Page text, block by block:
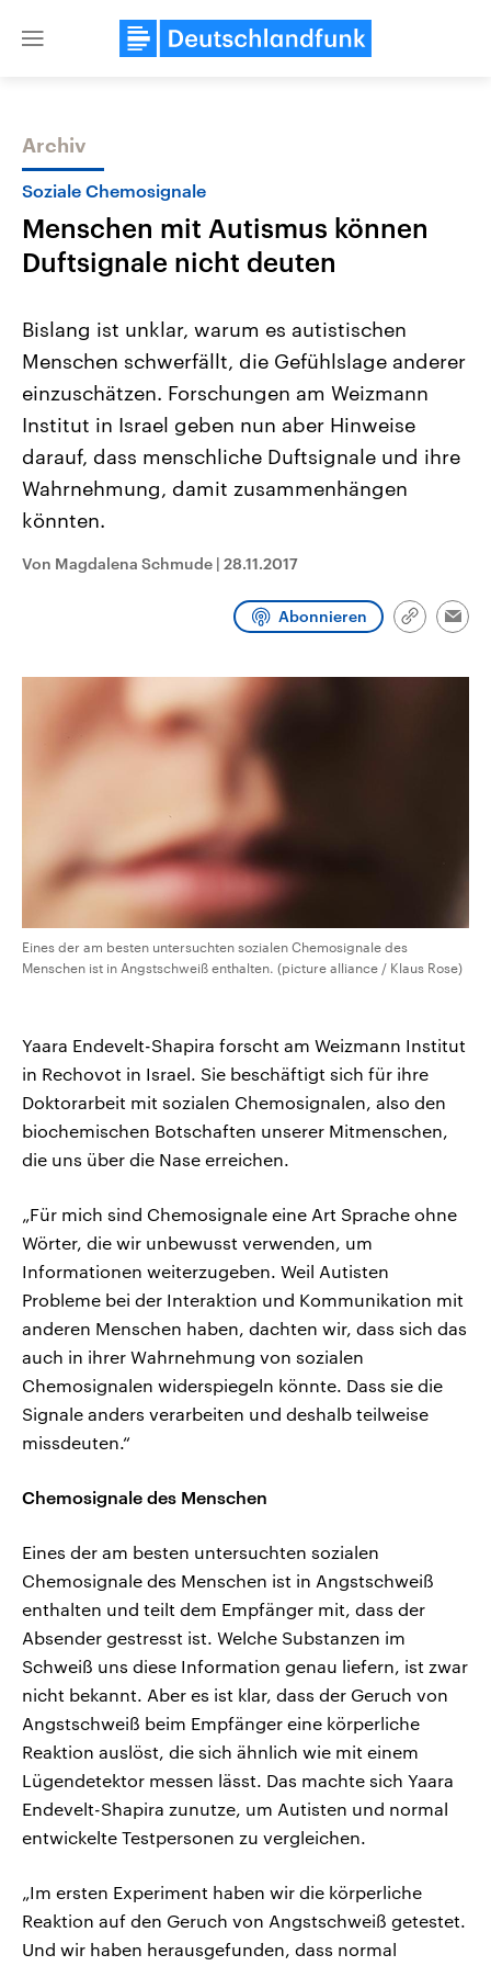
Close
Themen
Landtagswahl Sachsen-Anhalt
2026
Alle Informationen
Sachsen-Anhalt wählt am 6.
September 2026 einen neuen
Landtag. Seit 2021 wird das
Bundesland von einer Koalition aus
CDU, SPD und FDP regiert.-
Umfragen, Prognosen,
und Hintergründe zu den Parteien
und Kandidaten der anstehenden
Aktuelle Beiträge,
Hintergründe
Wirtschaftlich und
gehören die Vereinigten
den mächtigsten Ländern
mit großem Einfluss auf
aktuelle Weltgeschehen.
Sendungen Programm Podcasts
Archiv
Soziale Chemosignale
Menschen mit Autismus können
Duftsignale nicht deuten
Bislang ist unklar, warum es autistischen
Menschen schwerfällt, die Gefühlslage anderer
einzuschätzen. Forschungen am Weizmann
Institut in Israel geben nun aber Hinweise
darauf, dass menschliche Duftsignale und ihre
Wahrnehmung, damit zusammenhängen
könnten.
Von Magdalena Schmude | 28.11.2017
Abonnieren
Link
Eines der am besten untersuchten sozialen Chemosignale des
Menschen ist in Angstschweiß enthalten. (picture alliance / Klaus Rose)
Yaara Endevelt-Shapira forscht am Weizmann Institut
in Rechovot in Israel. Sie beschäftigt sich für ihre
Doktorarbeit mit sozialen Chemosignalen, also den
biochemischen Botschaften unserer Mitmenschen,
die uns über die Nase erreichen.
„Für mich sind Chemosignale eine Art Sprache ohne
Wörter, die wir unbewusst verwenden, um
Informationen weiterzugeben. Weil Autisten
Probleme bei der Interaktion und Kommunikation mit
anderen Menschen haben, dachten wir, dass sich das
auch in ihrer Wahrnehmung von sozialen
Chemosignalen widerspiegeln könnte. Dass sie die
Signale anders verarbeiten und deshalb teilweise
missdeuten.“
Chemosignale des Menschen
Eines der am besten untersuchten sozialen
Chemosignale des Menschen ist in Angstschweiß
enthalten und teilt dem Empfänger mit, dass der
Absender gestresst ist. Welche Substanzen im
Schweiß uns diese Information genau liefern, ist zwar
nicht bekannt. Aber es ist klar, dass der Geruch von
Angstschweiß beim Empfänger eine körperliche
Reaktion auslöst, die sich ähnlich wie mit einem
Lügendetektor messen lässt. Das machte sich Yaara
Endevelt-Shapira zunutze, um Autisten und normal
entwickelte Testpersonen zu vergleichen.
„Im ersten Experiment haben wir die körperliche
Reaktion auf den Geruch von Angstschweiß getestet.
Und wir haben herausgefunden, dass normal